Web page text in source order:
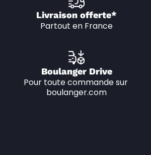
Livraison offerte*
Partout en France
Boulanger Drive
Pour toute commande sur
boulanger.com